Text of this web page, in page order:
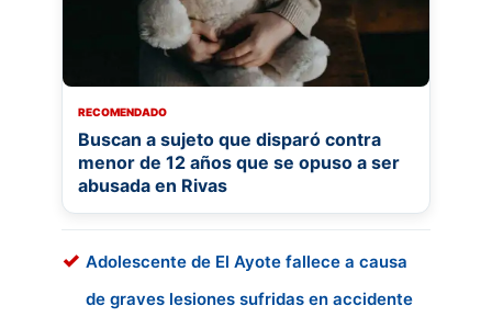
RECOMENDADO
Buscan a sujeto que disparó contra
menor de 12 años que se opuso a ser
abusada en Rivas
Adolescente de El Ayote fallece a causa
de graves lesiones sufridas en accidente